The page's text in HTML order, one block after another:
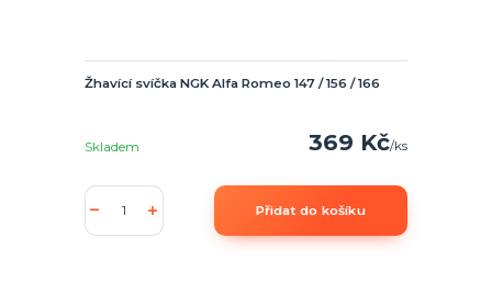
Žhavící svíčka NGK Alfa Romeo 147 / 156 / 166
369 Kč/ks
Skladem
Přidat do košíku